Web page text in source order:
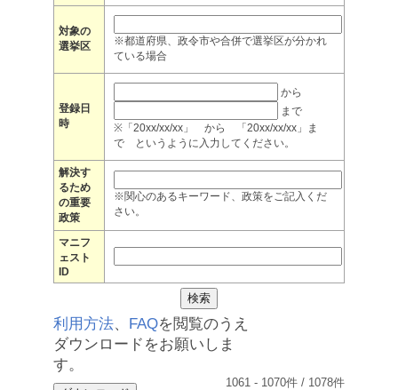
対象の
選挙区
※都道府県、政令市や合併で選挙区が分かれ
ている場合
登録日
時
から
まで
※「20xx/xx/xx」 から 「20xx/xx/xx」ま
で というように入力してください。
解決す
るため
の重要
政策
※関心のあるキーワード、政策をご記入くだ
さい。
マニフ
ェスト
ID
利用方法、 FAQを閲覧のうえ
ダウンロードをお願いしま
す。
1061 - 1070件 / 1078件